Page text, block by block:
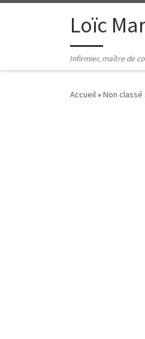
Passer au contenuLoïc
Infirmier, maître de
Accueil»Non classé